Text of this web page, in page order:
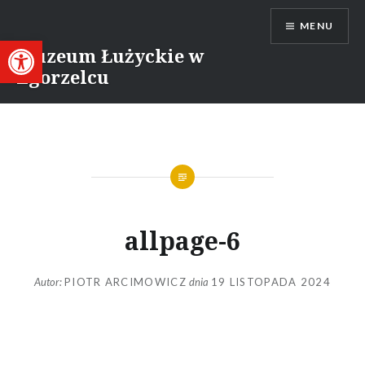
Otwórz pasek narzędzi
treściMuzeum Łużyckie w
Zgorzelcu
MENU
allpage-6
Autor:PIOTR ARCIMOWICZ dnia 19 LISTOPADA 2024